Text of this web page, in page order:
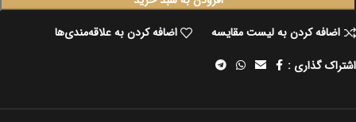
اضافه کردن به لیست مقایسه
اضافه کردن به علاقه‌مندی‌ها
اشتراک گذاری :